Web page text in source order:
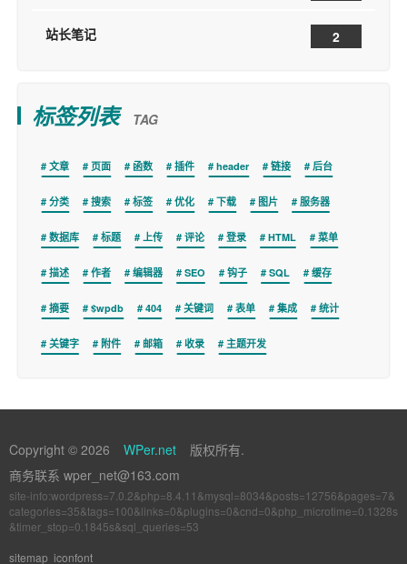
站长笔记 2
标签列表 TAG
文章 页面 函数 插件 header 链接 后台
分类 搜索 标签 优化 下载 图片 服务器
数据库 标题 上传 评论 登录 HTML 菜单
描述 作者 编辑器 SEO 钩子 SQL 缓存
摘要 $wpdb 404 关键词 表单 集成 统计
关键字 附件 邮箱 收录 主题开发
Copyright © 2026 WPer.net
版权所有.
商务联系 wper_net@163.com
site-info:wordpress=7.0.2&php=8.4.11&mysql=8034&posts=12756&pages=7&
categories=35&tags=100&links=0&plugins=0&cnd=0&php_microtime=0.1328s
&timer_stop=0.1845s&sql_queries=53
sitemap iconfont